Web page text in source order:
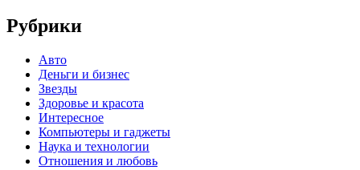
Рубрики
Авто
Деньги и бизнес
Звезды
Здоровье и красота
Интересное
Компьютеры и гаджеты
Наука и технологии
Отношения и любовь